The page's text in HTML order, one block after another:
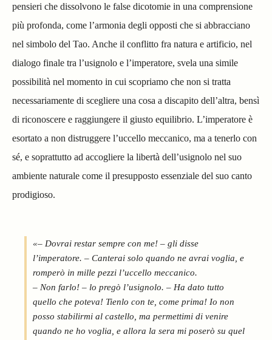
pensieri che dissolvono le false dicotomie in una comprensione
più profonda, come l’armonia degli opposti che si abbracciano
nel simbolo del Tao. Anche il conflitto fra natura e artificio, nel
dialogo finale tra l’usignolo e l’imperatore, svela una simile
possibilità nel momento in cui scopriamo che non si tratta
necessariamente di scegliere una cosa a discapito dell’altra, bensì
di riconoscere e raggiungere il giusto equilibrio. L’imperatore è
esortato a non distruggere l’uccello meccanico, ma a tenerlo con
sé, e soprattutto ad accogliere la libertà dell’usignolo nel suo
ambiente naturale come il presupposto essenziale del suo canto
prodigioso.
«– Dovrai restar sempre con me! – gli disse
l’imperatore. – Canterai solo quando ne avrai voglia, e
romperò in mille pezzi l’uccello meccanico.
– Non farlo! – lo pregò l’usignolo. – Ha dato tutto
quello che poteva! Tienlo con te, come prima! Io non
posso stabilirmi al castello, ma permettimi di venire
quando ne ho voglia, e allora la sera mi poserò su quel